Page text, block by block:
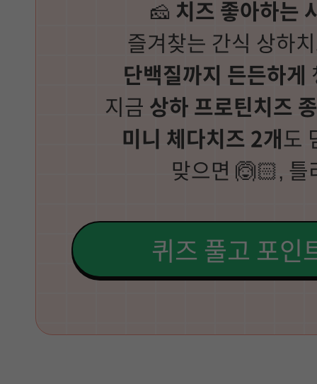
🧀 치즈 좋아하는
즐겨찾는 간식 상하
단백질까지 든든하게
지금 상하 프로틴치즈
미니 체다치즈 2개 도
맞으면 🙆🏻, 틀
퀴즈 풀고 포인